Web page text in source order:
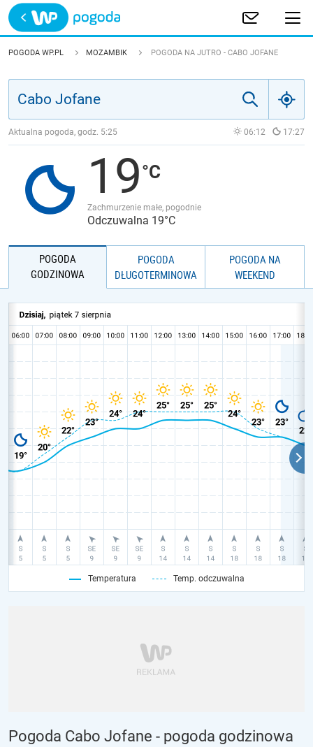
Trwa ładowanie
POLSKA
JAKOŚĆ POWIETRZA
POGODA WP.PL MOZAMBIK POGODA NA JUTRO - CABO JOFANE
Aktualna pogoda, godz. 5:25 06:12 17:27
19
Zachmurzenie małe, pogodnie
Odczuwalna 19°C
POGODA
GODZINOWA
POGODA
DŁUGOTERMINOWA
POGODA NA
WEEKEND
Temperatura Temp. odczuwalna
Pogoda Cabo Jofane - pogoda godzinowa